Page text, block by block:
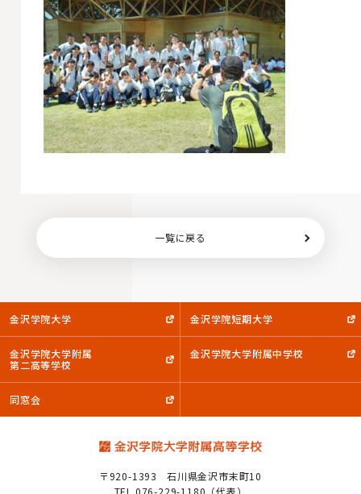
一覧に戻る
金沢学院大学 金沢学院短期大学
金沢学院大学附属
第二高等学校
金沢学院大学附属中学校
同窓会
〒920-1393
石川県金沢市末町10
TEL.076-229-1180（代表）